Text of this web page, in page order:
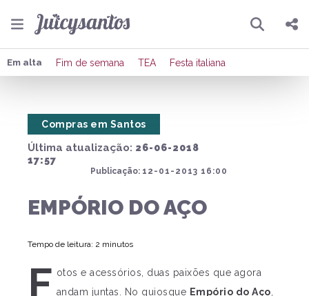
Pesquisar
Compartilhar
Em alta Fim de semana TEA Festa italiana
Última atualização: 26-06-2018
17:57
Publicação: 12-01-2013 16:00
Compras em Santos
EMPÓRIO DO AÇO
Tempo de leitura: 2 minutos
F otos e acessórios, duas paixões que agora
andam juntas. No quiosque Empório do Aço